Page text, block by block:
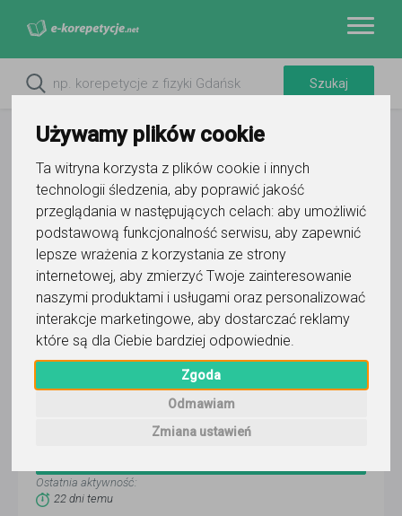
Używamy plików cookie
Ta witryna korzysta z plików cookie i innych
technologii śledzenia, aby poprawić jakość
przeglądania w następujących celach: aby umożliwić
podstawową funkcjonalność serwisu, aby zapewnić
lepsze wrażenia z korzystania ze strony
internetowej, aby zmierzyć Twoje zainteresowanie
naszymi produktami i usługami oraz personalizować
interakcje marketingowe, aby dostarczać reklamy
które są dla Ciebie bardziej odpowiednie.
Zgoda
Odmawiam
Zmiana ustawień
Ostatnia aktywność:
22 dni temu